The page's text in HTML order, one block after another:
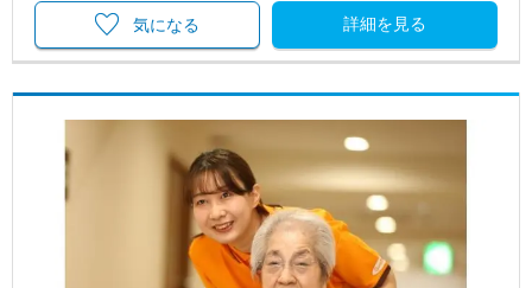
詳細を見る
気になる